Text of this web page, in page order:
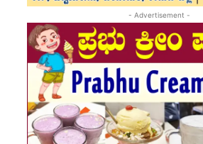
- Advertisement -